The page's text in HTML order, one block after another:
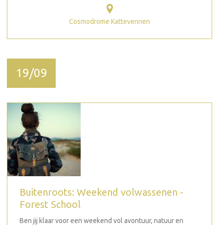
Cosmodrome Kattevennen
19/09
Buitenroots: Weekend volwassenen -
Forest School
Ben jij klaar voor een weekend vol avontuur, natuur en